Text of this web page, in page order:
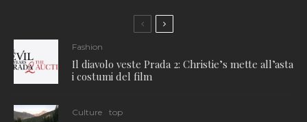
Fashion
Il diavolo veste Prada 2: Christie’s mette all’asta
i costumi del film
Culture top